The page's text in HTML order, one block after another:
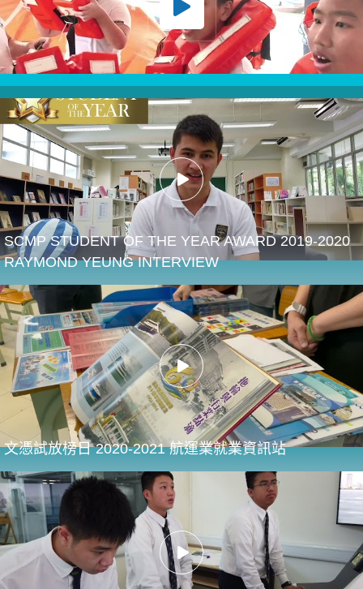
SCMP STUDENT OF THE YEAR AWARD 2019-2020
RAYMOND YEUNG INTERVIEW
文憑試放榜日 2020-2021 航運業就業資訊站